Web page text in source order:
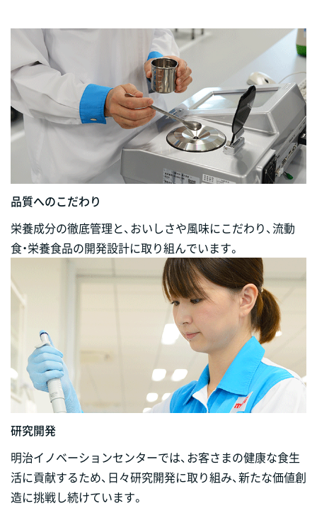
品質へのこだわり
栄養成分の徹底管理と、おいしさや風味にこだわり、流動
食・栄養食品の開発設計に取り組んでいます。
研究開発
明治イノベーションセンターでは、お客さまの健康な食生
活に貢献するため、日々研究開発に取り組み、新たな価値創
造に挑戦し続けています。